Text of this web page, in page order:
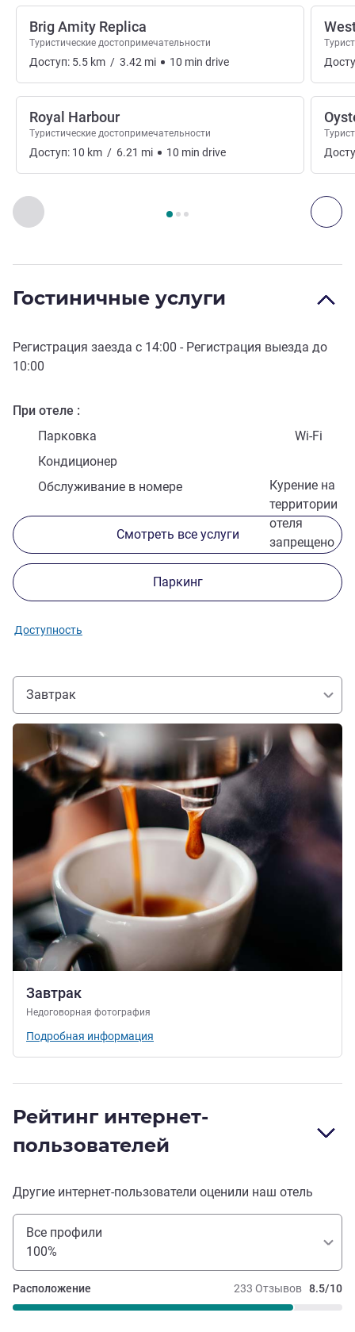
Назад - Искусство, культура и развлечения
Страница , Искусство, культура и развлечения 1 :,
Brig Amity Replica
Туристические достопримечательности
Доступ: 5.5 km / 3.42 mi 10 min drive
Royal Harbour
Туристические достопримечательности
Доступ: 10 km / 6.21 mi 10 min drive
Гостиничные услуги
Регистрация заезда с 14:00 - Регистрация выезда до
10:00
При отеле
Парковка
Wi-Fi
Кондиционер
Курение на
территории
отеля
запрещено
Обслуживание в номере
Смотреть все услуги
Паркинг
Доступность
Завтрак
Завтрак
Недоговорная фотография
Подробная информация
Подробная информация
Рейтинг интернет-
пользователей
Другие интернет-пользователи оценили наш отель
Все профили
100%
233 Отзывов 8.5/10
Расположение